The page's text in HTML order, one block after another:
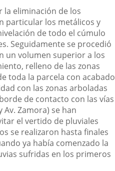
la eliminación de los
particular los metálicos y
de todo el cúmulo
Seguidamente se procedió
un volumen superior a los
relleno de las zonas
toda la parcela con acabado
con las zonas arboladas
de contacto con las vías
Zamora) se han
el vertido de pluviales
se realizaron hasta finales
ya había comenzado la
sufridas en los primeros